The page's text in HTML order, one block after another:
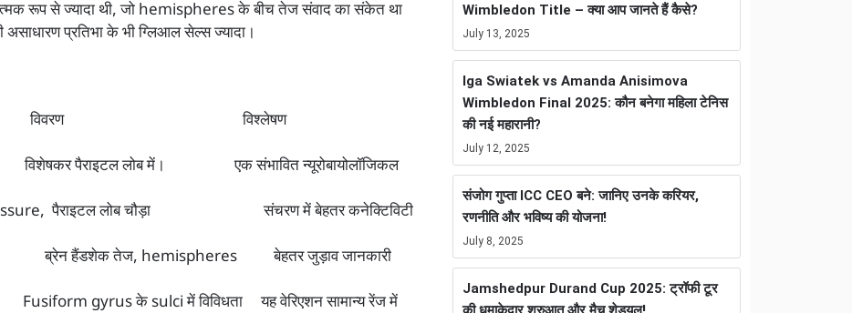
रूप से ज्यादा थी, जो hemispheres के बीच तेज संवाद का संकेत था
प्रतिभा के भी ग्लिआल सेल्स ज्यादा।
विश्लेषण
लोब में। एक संभावित न्यूरोबायोलॉजिकल
fissure, पैराइटल लोब चौड़ा संचरण में बेहतर कनेक्टिविटी
हैंडशेक तेज, hemispheres बेहतर जुड़ाव जानकारी
gyrus के sulci में विविधता यह वेरिएशन सामान्य रेंज में
Wimbledon Title – क्या आप जानते हैं कैसे?
July 13, 2025
Iga Swiatek vs Amanda Anisimova
Wimbledon Final 2025: कौन बनेगा महिला टेनिस
की नई महारानी?
July 12, 2025
संजोग गुप्ता ICC CEO बने: जानिए उनके करियर,
रणनीति और भविष्य की योजना!
July 8, 2025
Jamshedpur Durand Cup 2025: ट्रॉफी टूर